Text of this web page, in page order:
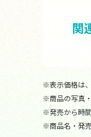
関
※表示価格は
※商品の写真
※発売から時
※商品名・発